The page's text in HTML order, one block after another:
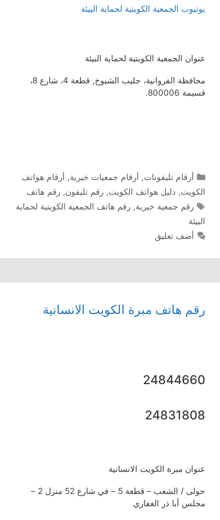
يوتيوب الجمعية الكويتية لحماية البيئة
عنوان الجمعية الكويتية لحماية البيئة
محافظة الفروانية، جليب الشيوخ, قطعة 4، شارع 8،
قسيمة 800006.
التصنيفات
أرقام تليفونات, أرقام جمعيات خيرية, أرقام هواتف
الكويت, دليل هواتف الكويت, رقم تليفون, رقم هاتف
الوسوم
رقم جمعية خيرية,رقم هاتف الجمعية الكويتية لحماية
البيئة
أضف تعليق
رقم هاتف مبرة الكويت الانسانية
24844660
24831808
عنوان مبرة الكويت الانسانية
حولى / الشعب – قطعة 5 – في شارع 52 منزل 2 –
مجلس أبا ذر الغفاري